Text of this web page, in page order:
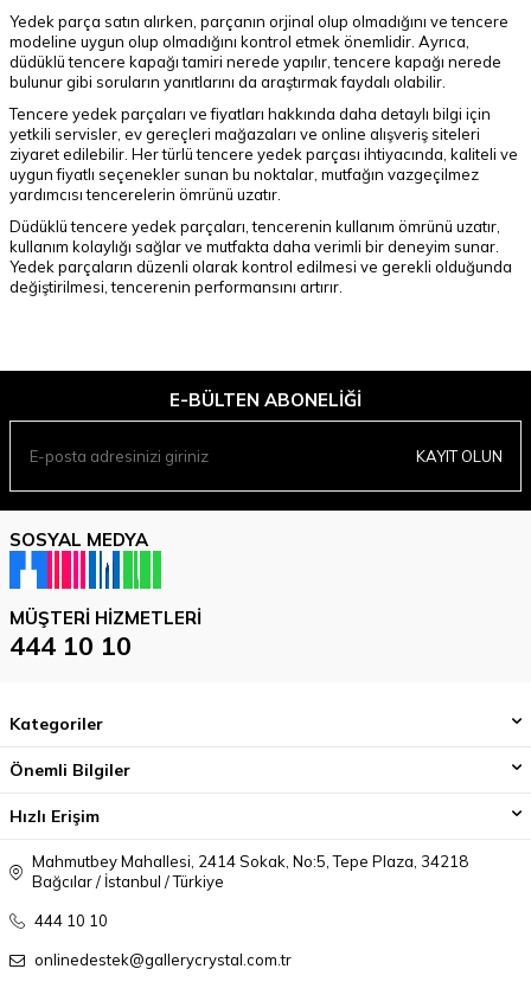
Yedek parça satın alırken, parçanın orjinal olup olmadığını ve tencere
modeline uygun olup olmadığını kontrol etmek önemlidir. Ayrıca,
düdüklü tencere kapağı tamiri nerede yapılır, tencere kapağı nerede
bulunur gibi soruların yanıtlarını da araştırmak faydalı olabilir.
Tencere yedek parçaları ve fiyatları hakkında daha detaylı bilgi için
yetkili servisler, ev gereçleri mağazaları ve online alışveriş siteleri
ziyaret edilebilir. Her türlü tencere yedek parçası ihtiyacında, kaliteli ve
uygun fiyatlı seçenekler sunan bu noktalar, mutfağın vazgeçilmez
yardımcısı tencerelerin ömrünü uzatır.
Düdüklü tencere yedek parçaları, tencerenin kullanım ömrünü uzatır,
kullanım kolaylığı sağlar ve mutfakta daha verimli bir deneyim sunar.
Yedek parçaların düzenli olarak kontrol edilmesi ve gerekli olduğunda
değiştirilmesi, tencerenin performansını artırır.
E-BÜLTEN ABONELIĞI
KAYIT OLUN
SOSYAL MEDYA
MÜŞTERI HIZMETLERI
444 10 10
Kategoriler
Önemli Bilgiler
Hızlı Erişim
Mahmutbey Mahallesi, 2414 Sokak, No:5, Tepe Plaza, 34218
Bağcılar / İstanbul / Türkiye
444 10 10
onlinedestek@gallerycrystal.com.tr